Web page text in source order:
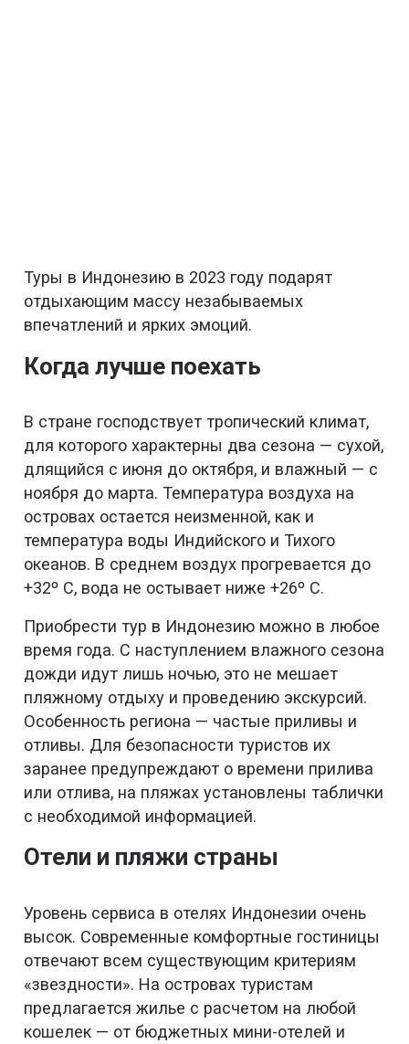
Туры в Индонезию в 2023 году подарят
отдыхающим массу незабываемых
впечатлений и ярких эмоций.
Когда лучше поехать
В стране господствует тропический климат,
для которого характерны два сезона — сухой,
длящийся с июня до октября, и влажный — с
ноября до марта. Температура воздуха на
островах остается неизменной, как и
температура воды Индийского и Тихого
океанов. В среднем воздух прогревается до
+32º С, вода не остывает ниже +26º С.
Приобрести тур в Индонезию можно в любое
время года. С наступлением влажного сезона
дожди идут лишь ночью, это не мешает
пляжному отдыху и проведению экскурсий.
Особенность региона — частые приливы и
отливы. Для безопасности туристов их
заранее предупреждают о времени прилива
или отлива, на пляжах установлены таблички
с необходимой информацией.
Отели и пляжи страны
Уровень сервиса в отелях Индонезии очень
высок. Современные комфортные гостиницы
отвечают всем существующим критериям
«звездности». На островах туристам
предлагается жилье с расчетом на любой
кошелек — от бюджетных мини-отелей и